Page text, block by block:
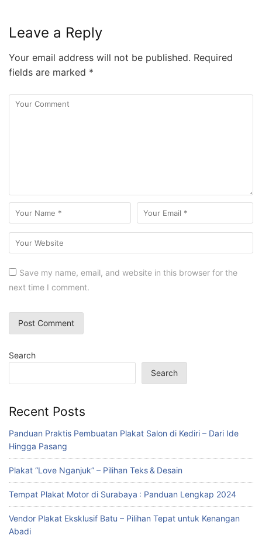
Leave a Reply
Your email address will not be published. Required
fields are marked *
Save my name, email, and website in this browser for the
next time I comment.
Search
Search
Recent Posts
Panduan Praktis Pembuatan Plakat Salon di Kediri – Dari Ide
Hingga Pasang
Plakat “Love Nganjuk” – Pilihan Teks & Desain
Tempat Plakat Motor di Surabaya : Panduan Lengkap 2024
Vendor Plakat Eksklusif Batu – Pilihan Tepat untuk Kenangan
Abadi